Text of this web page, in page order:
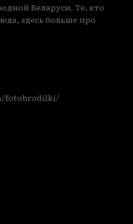
Беларуси. Те, кто
здесь больше про
fotobrodilki/